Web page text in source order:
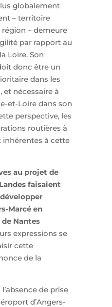
globalement
– territoire
– demeure
par rapport au
Loire. Son
donc être un
dans les
et nécessaire à
et-Loire dans son
perspective, les
routières à
inhérentes à cette
au projet de
faisaient
Marcé en
Nantes
expressions se
cette
de la
de prise
d’Angers-